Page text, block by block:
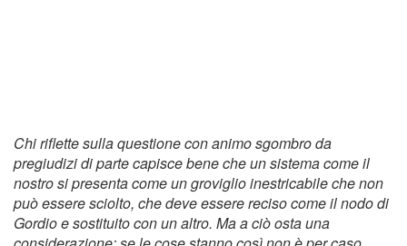
Chi riflette sulla questione con animo sgombro da
pregiudizi di parte capisce bene che un sistema come il
nostro si presenta come un groviglio inestricabile che non
può essere sciolto, che deve essere reciso come il nodo di
Gordio e sostituito con un altro. Ma a ciò osta una